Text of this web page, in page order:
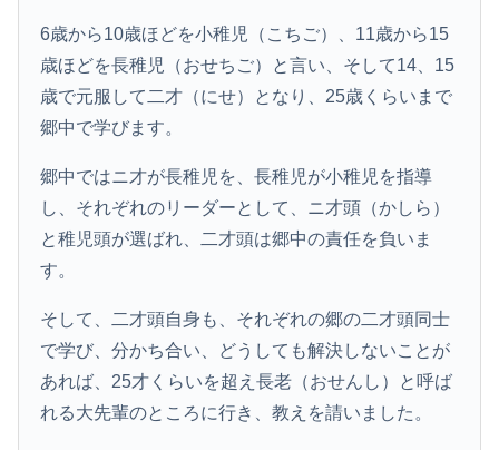
6歳から10歳ほどを小稚児（こちご）、11歳から15
歳ほどを長稚児（おせちご）と言い、そして14、15
歳で元服して二才（にせ）となり、25歳くらいまで
郷中で学びます。
郷中ではニ才が長稚児を、長稚児が小稚児を指導
し、それぞれのリーダーとして、ニ才頭（かしら）
と稚児頭が選ばれ、二才頭は郷中の責任を負いま
す。
そして、二才頭自身も、それぞれの郷の二才頭同士
で学び、分かち合い、どうしても解決しないことが
あれば、25才くらいを超え長老（おせんし）と呼ば
れる大先輩のところに行き、教えを請いました。